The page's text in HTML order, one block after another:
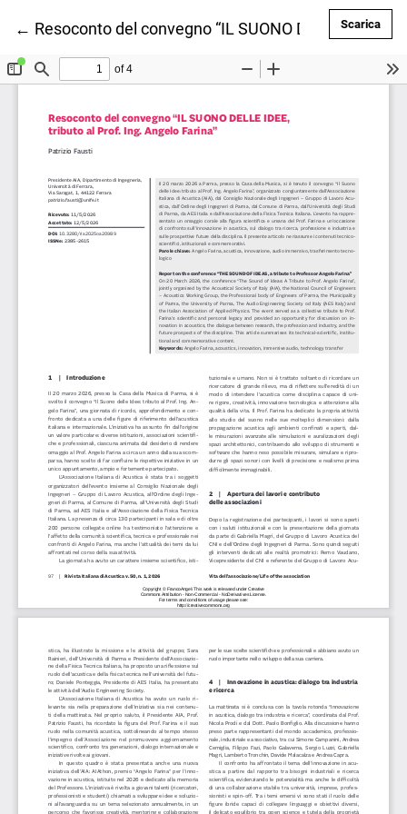
← Ritorna ai dettagli dell'articolo
Resoconto del convegno “IL SUONO DELLE IDEE,
Scarica